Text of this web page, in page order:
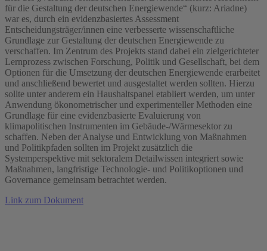
für die Gestaltung der deutschen Energiewende“ (kurz: Ariadne)
war es, durch ein evidenzbasiertes Assessment
Entscheidungsträger/innen eine verbesserte wissenschaftliche
Grundlage zur Gestaltung der deutschen Energiewende zu
verschaffen. Im Zentrum des Projekts stand dabei ein zielgerichteter
Lernprozess zwischen Forschung, Politik und Gesellschaft, bei dem
Optionen für die Umsetzung der deutschen Energiewende erarbeitet
und anschließend bewertet und ausgestaltet werden sollten. Hierzu
sollte unter anderem ein Haushaltspanel etabliert werden, um unter
Anwendung ökonometrischer und experimenteller Methoden eine
Grundlage für eine evidenzbasierte Evaluierung von
klimapolitischen Instrumenten im Gebäude-/Wärmesektor zu
schaffen. Neben der Analyse und Entwicklung von Maßnahmen
und Politikpfaden sollten im Projekt zusätzlich die
Systemperspektive mit sektoralem Detailwissen integriert sowie
Maßnahmen, langfristige Technologie- und Politikoptionen und
Governance gemeinsam betrachtet werden.
Link zum Dokument